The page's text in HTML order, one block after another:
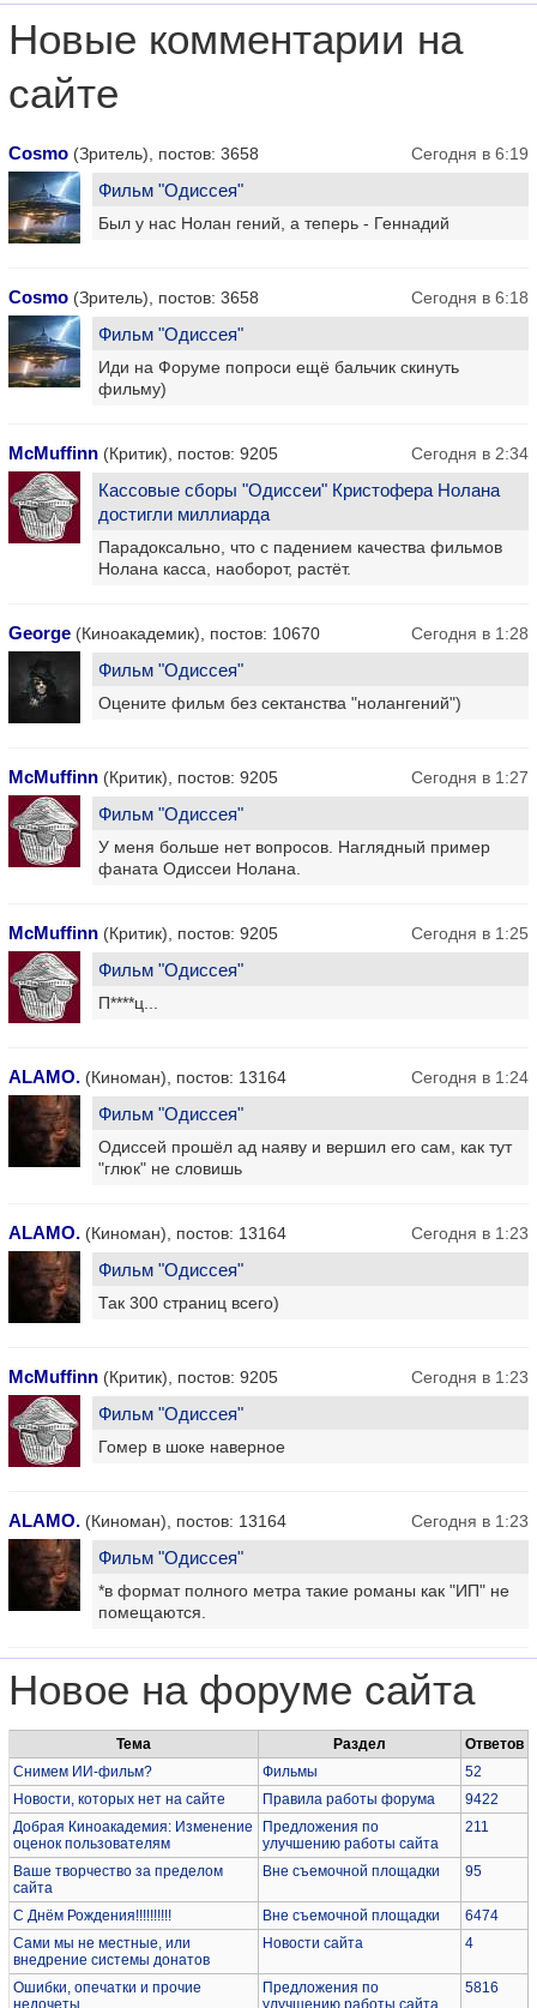
Новые комментарии на
сайте
Cosmo (Зритель), постов: 3658 Сегодня в 6:19
Фильм "Одиссея"
Был у нас Нолан гений, а теперь - Геннадий
Cosmo (Зритель), постов: 3658 Сегодня в 6:18
Фильм "Одиссея"
Иди на Форуме попроси ещё бальчик скинуть
фильму)
McMuffinn (Критик), постов: 9205 Сегодня в 2:34
Кассовые сборы "Одиссеи" Кристофера Нолана
достигли миллиарда
Парадоксально, что с падением качества фильмов
Нолана касса, наоборот, растёт.
George (Киноакадемик), постов: 10670 Сегодня в 1:28
Фильм "Одиссея"
Оцените фильм без сектанства "нолангений")
McMuffinn (Критик), постов: 9205 Сегодня в 1:27
Фильм "Одиссея"
У меня больше нет вопросов. Наглядный пример
фаната Одиссеи Нолана.
McMuffinn (Критик), постов: 9205 Сегодня в 1:25
Фильм "Одиссея"
П****ц...
ALAMO. (Киноман), постов: 13164 Сегодня в 1:24
Фильм "Одиссея"
Одиссей прошёл ад наяву и вершил его сам, как тут
"глюк" не словишь
ALAMO. (Киноман), постов: 13164 Сегодня в 1:23
Фильм "Одиссея"
Так 300 страниц всего)
McMuffinn (Критик), постов: 9205 Сегодня в 1:23
Фильм "Одиссея"
Гомер в шоке наверное
ALAMO. (Киноман), постов: 13164 Сегодня в 1:23
Фильм "Одиссея"
*в формат полного метра такие романы как "ИП" не
помещаются.
Новое на форуме сайта
Тема Раздел
Ответов
Снимем ИИ-фильм?
Фильмы
52
Новости, которых нет на сайте
Правила работы форума
9422
Добрая Киноакадемия: Изменение
оценок пользователям
Предложения по
улучшению работы сайта
211
Ваше творчество за пределом
сайта
Вне съемочной площадки 95
С Днём Рождения!!!!!!!!!! Вне съемочной площадки
6474
Сами мы не местные, или
внедрение системы донатов
Новости сайта 4
Ошибки, опечатки и прочие
Предложения по
5816